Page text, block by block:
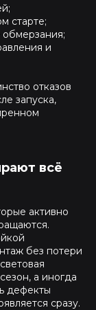
старте;
и
отказов
запуска,
всё
активно
без потери
а иногда
дефекты
сразу.